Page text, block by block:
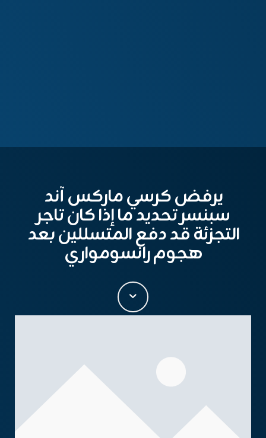
يرفض كرسي ماركس آند
سبنسر تحديد ما إذا كان تاجر
التجزئة قد دفع المتسللين بعد
هجوم رانسومواري